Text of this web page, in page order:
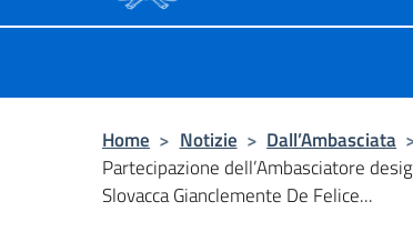
Home > Notizie > Dall’Ambasciata
Partecipazione dell’Ambasciatore
Slovacca Gianclemente De Felice...